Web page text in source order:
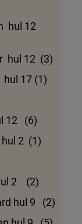
hul 12
hul 12 (3)
17 (1)
12 (6)
2 (1)
2 (2)
hul 9 (2)